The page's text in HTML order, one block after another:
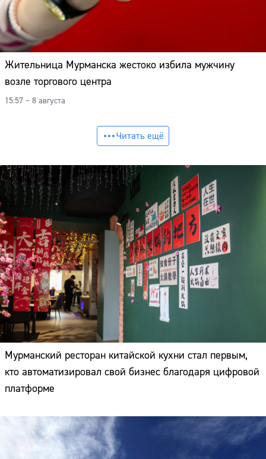
Жительница Мурманска жестоко избила мужчину
возле торгового центра
15:57 – 8 августа
Читать ещё
Мурманский ресторан китайской кухни стал первым,
кто автоматизировал свой бизнес благодаря цифровой
платформе